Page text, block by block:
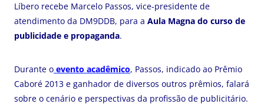
Líbero recebe Marcelo Passos, vice-presidente de
atendimento da DM9DDB, para a Aula Magna do curso de
publicidade e propaganda.
Durante o evento acadêmico, Passos, indicado ao Prêmio
Caboré 2013 e ganhador de diversos outros prêmios, falará
sobre o cenário e perspectivas da profissão de publicitário.